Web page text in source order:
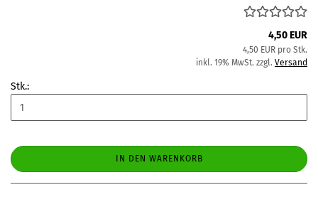
4,50 EUR
4,50 EUR pro Stk.
inkl. 19% MwSt. zzgl. Versand
Stk.:
IN DEN WARENKORB